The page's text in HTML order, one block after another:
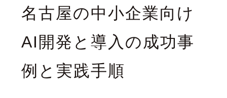
名古屋の中小企業向け
AI開発と導入の成功事
例と実践手順